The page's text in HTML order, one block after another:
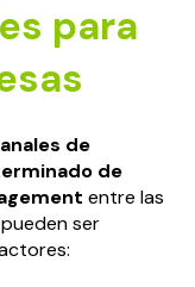
para
de
de
entre las
ser